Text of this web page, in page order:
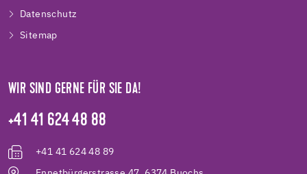
Datenschutz
Sitemap
WIR SIND GERNE FÜR SIE DA!
+41 41 624 48 88
+41 41 624 48 89